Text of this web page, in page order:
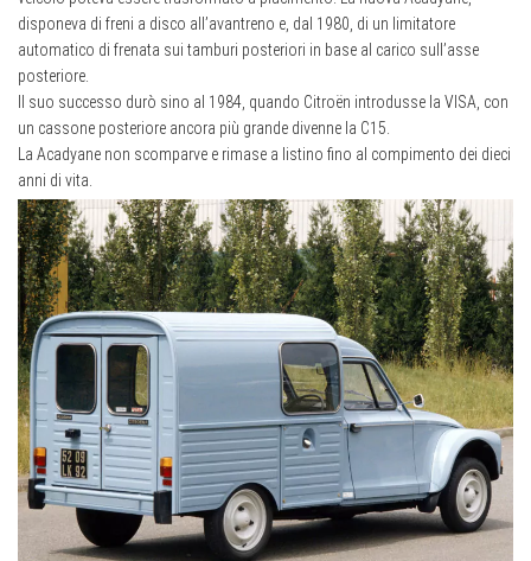
disponeva di freni a disco all’avantreno e, dal 1980, di un limitatore
automatico di frenata sui tamburi posteriori in base al carico sull’asse
posteriore.
Il suo successo durò sino al 1984, quando Citroën introdusse la VISA, con
un cassone posteriore ancora più grande divenne la C15.
La Acadyane non scomparve e rimase a listino fino al compimento dei dieci
anni di vita.